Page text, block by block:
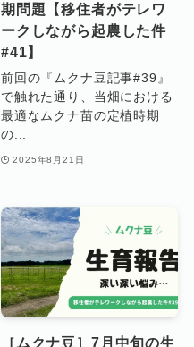
期問題【移住者がテレワ
ークしながら起農した件
#41】
前回の『ムクナ豆記事#39』
で触れた通り、当畑における
最適なムクナ苗の定植時期
の...
2025年8月21日
［ムクナ豆］7月中旬の生